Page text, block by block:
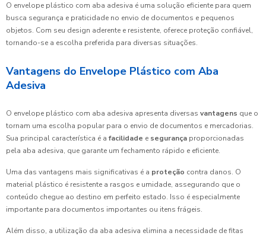
O envelope plástico com aba adesiva é uma solução eficiente para quem
busca segurança e praticidade no envio de documentos e pequenos
objetos. Com seu design aderente e resistente, oferece proteção confiável,
tornando-se a escolha preferida para diversas situações.
Vantagens do Envelope Plástico com Aba
Adesiva
O envelope plástico com aba adesiva apresenta diversas vantagens que o
tornam uma escolha popular para o envio de documentos e mercadorias.
Sua principal característica é a facilidade e segurança proporcionadas
pela aba adesiva, que garante um fechamento rápido e eficiente.
Uma das vantagens mais significativas é a proteção contra danos. O
material plástico é resistente a rasgos e umidade, assegurando que o
conteúdo chegue ao destino em perfeito estado. Isso é especialmente
importante para documentos importantes ou itens frágeis.
Além disso, a utilização da aba adesiva elimina a necessidade de fitas